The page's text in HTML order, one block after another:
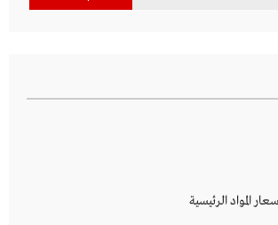
المواد الرئيسية